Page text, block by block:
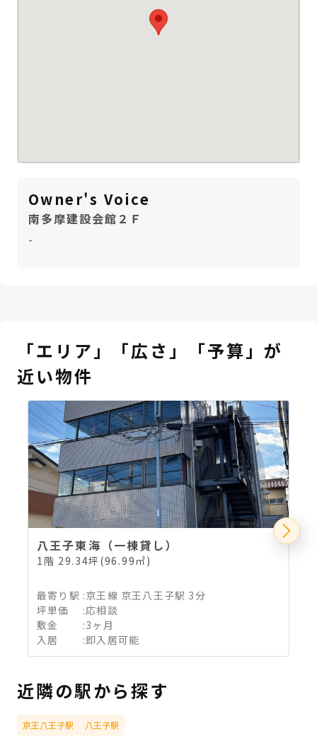
Owner's Voice
南多摩建設会館２Ｆ
-
「エリア」「広さ」「予算」が
近い物件
八王子東海（一棟貸し）
1階 29.34坪(96.99㎡)
最寄り駅 :京王線 京王八王子駅 3分
坪単価
:応相談
敷金
:3ヶ月
入居
:即入居可能
近隣の駅から探す
京王八王子駅 八王子駅